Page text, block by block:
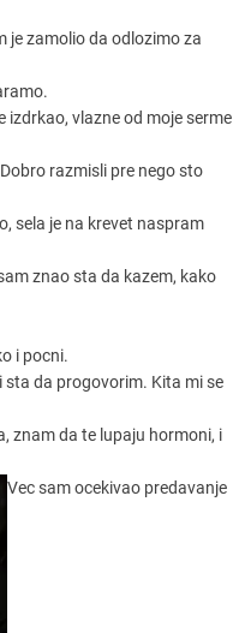
je zamolio da odlozimo za
izdrkao, vlazne od moje serme
razmisli pre nego sto
sela je na krevet naspram
znao sta da kazem, kako
i pocni.
da progovorim. Kita mi se
znam da te lupaju hormoni, i
Vec sam ocekivao predavanje